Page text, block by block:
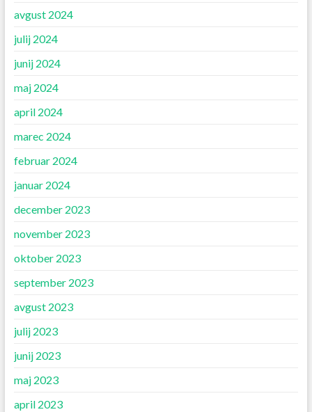
avgust 2024
julij 2024
junij 2024
maj 2024
april 2024
marec 2024
februar 2024
januar 2024
december 2023
november 2023
oktober 2023
september 2023
avgust 2023
julij 2023
junij 2023
maj 2023
april 2023